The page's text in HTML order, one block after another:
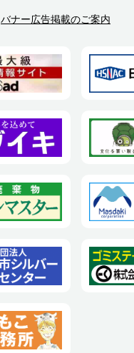
バナー広告掲載のご案内